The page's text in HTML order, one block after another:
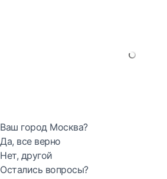
Ваш город Москва?
Да, все верно
Нет, другой
Остались вопросы?